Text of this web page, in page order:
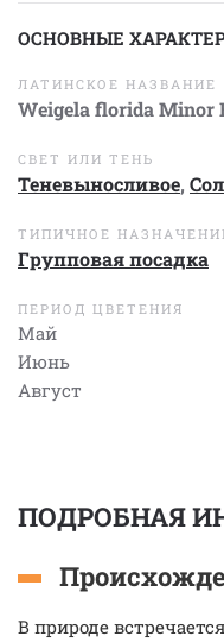
ОСНОВНЫЕ
ЛАТИНСКОЕ НАЗВАНИЕ
Weigela florida Minor
СВЕТ ИЛИ ТЕНЬ
Теневыносливое,
ТИПИЧНОЕ
Групповая посадка
ПЕРИОД ЦВЕТЕНИЯ
Май
Июнь
Август
ПОДРОБНАЯ
В природе